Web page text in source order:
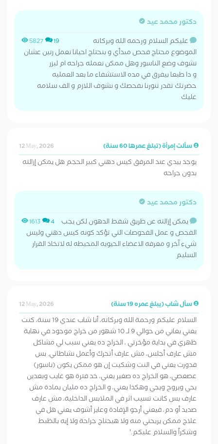
دكتور محمد عيد
5827 19
عليكم السلام ورحمه الله وبركاته
الموضوع محتاج فحص مبدأي و بنحتاج احيانا نعمل رنين عشان
نشوف وضع الناسور وهل ممكن نعمله جراحه ام ليزر
و دا طبعا بيفرق في مده الاستشفاء ما بعد العمليه
حضرتك تقدر تنورنا نفحصك و نشوف اللازم و الف سلامه
عليك
سألت إمرأة (تبلغ عمرها 60 سنة) 12 May, 2026
يوجد بيدي عند المرفق كيس دهني كبير الحجم هل يمكن إزالته
بدون جراحه
دكتور محمد عيد
1613 4
يمكن إزالته عن طريق شفط الدهون لكن يجب
الفحص و عمل الفحوصات التي تؤكد كونه كيس دهني وليس
شيء آخر و معرفه الاعضاء الحيويه المحيطه له لاتخاذ القرار
السليم
سأل شاب (يبلغ عمره 19 سنة) 12 May, 2026
السلام عليكم ورحمة الله وبركاته، أنا شاب عندي 19 سنة، كنت
يعني بعاني من حوالي 9 لـ 10 شهور من خراج موجود في نهاية
ظهري في بداية مؤخرتي ، الخراج ده يعني سبب لي مشاكل
مش عارف أجلس، مش عارف أتحرك وأعمل نشاطاتي. بس
فدورت يعني في النت وشكيت إن هو ممكن يكون (ناسور)
عصعصي، هو الخراج ده صغير يعني، خد فترة هو غايب وبعدين
يجي ويروح ويجي وهكذا يعني، و الخراج ده مليان بمادة مش
عارف بس كانت تسيب اثر في الملابس الداخلية، مش عارف
صديد أو دم، فيعني أرجو الإفادة وعايز أشوف يعني هل في
علاج ممكن يريحني منه ولا هيحتاج جراحة ولا إيه بالظبط
وشكراً والسلام عليكم.'